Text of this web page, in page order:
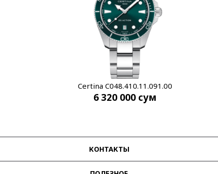
Certina C048.410.11.091.00
6 320 000 сум
КОНТАКТЫ